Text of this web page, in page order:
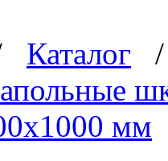
Каталог
мм